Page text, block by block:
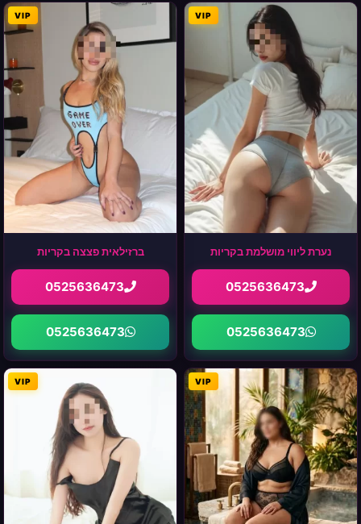
VIP
נערת ליווי מושלמת בקריות
0525636473
0525636473
VIP
ברזילאית פצצה בקריות
0525636473
0525636473
VIP
VIP